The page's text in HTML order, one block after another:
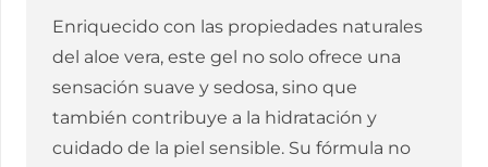
Enriquecido con las propiedades naturales
del aloe vera, este gel no solo ofrece una
sensación suave y sedosa, sino que
también contribuye a la hidratación y
cuidado de la piel sensible. Su fórmula no